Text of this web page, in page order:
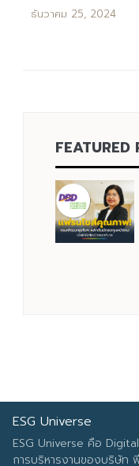
Search
ธันวาคม 25, 2024
FEATURED
ESG Universe
ESG Universe คือ
การบริหารงานของบริษัท